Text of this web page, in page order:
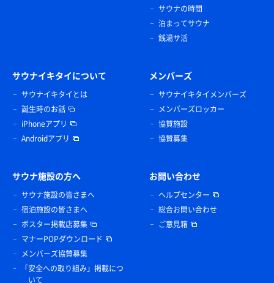
サウナの時間
泊まってサウナ
銭湯サ活
サウナイキタイについて
サウナイキタイとは
誕生時のお話
iPhoneアプリ
Androidアプリ
メンバーズ
サウナイキタイメンバーズ
メンバーズロッカー
協賛施設
協賛募集
サウナ施設の方へ
サウナ施設の皆さまへ
宿泊施設の皆さまへ
ポスター掲載店募集
マナーPOPダウンロード
メンバーズ協賛募集
「安全への取り組み」掲載につ
いて
お問い合わせ
ヘルプセンター
総合お問い合わせ
ご意見箱